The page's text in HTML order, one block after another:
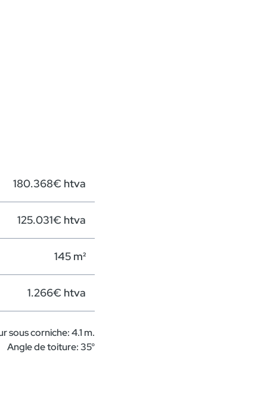
180.368€ htva
125.031€ htva
145 m²
1.266€ htva
sous corniche: 4.1 m.
Angle de toiture: 35°